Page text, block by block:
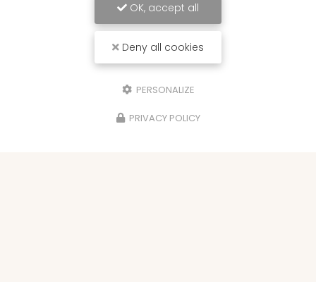
OK, accept all
Deny all cookies
PERSONALIZE
PRIVACY POLICY